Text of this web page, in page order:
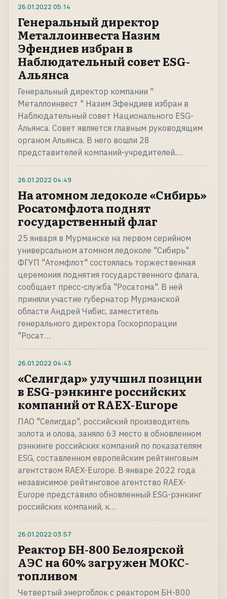
26.01.2022 05:14
Генеральный директор
Металлоинвеста Назим
Эфендиев избран в
Наблюдательный совет ESG-
Альянса
Генеральный директор компании "
Металлоинвест " Назим Эфендиев избран в
Наблюдательный совет Национального ESG-
Альянса. Совет является главным руководящим
органом Альянса. В него вошли 28
представителей компаний-учредителей.…
26.01.2022 04:49
На атомном ледоколе «Сибирь»
Росатомфлота поднят
государственный флаг
25 января в Мурманске на первом серийном
универсальном атомном ледоколе "Сибирь"
ФГУП "Атомфлот" состоялась торжественная
церемония поднятия государственного флага,
сообщает пресс-служба "Росатома". В ней
приняли участие губернатор Мурманской
области Андрей Чибис, заместитель
генерального директора Госкорпорации
"Росат…
26.01.2022 04:43
«Селигдар» улучшил позиции
в ESG-рэнкинге российских
компаний от RAEX-Europe
ПАО "Селигдар", российский производитель
золота и олова, заняло 63 место в обновленном
рэнкинге российских компаний по показателям
ESG, составленном европейским рейтинговым
агентством RAEX-Europe. В январе 2022 года
независимое рейтинговое агентство RAEX-
Europe представило обновленный ESG-рэнкинг
российских компаний, к…
26.01.2022 03:57
Реактор БН-800 Белоярской
АЭС на 60% загружен МОКС-
топливом
Четвертый энергоблок с реактором БН-800